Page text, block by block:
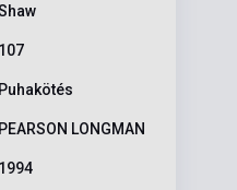
107
Puhakötés
PEARSON LONGMAN
1994